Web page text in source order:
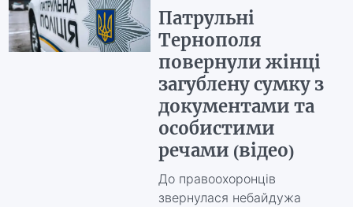
Патрульні
Тернополя
повернули жінці
загублену сумку з
документами та
особистими
речами (відео)
До правоохоронців
звернулася небайдужа